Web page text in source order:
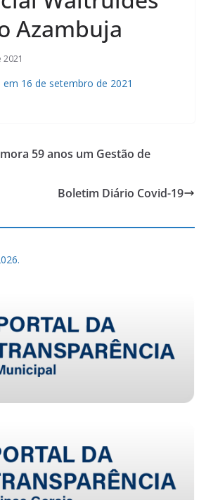
Azambuja
16 de setembro de 2021
59 anos um Gestão de
Boletim Diário Covid-19